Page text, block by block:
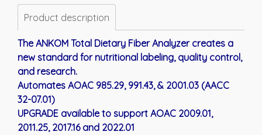
Product description
The ANKOM Total Dietary Fiber Analyzer creates a
new standard for nutritional labeling, quality control,
and research.
Automates AOAC 985.29, 991.43, & 2001.03 (AACC
32-07.01)
UPGRADE available to support AOAC 2009.01,
2011.25, 2017.16 and 2022.01